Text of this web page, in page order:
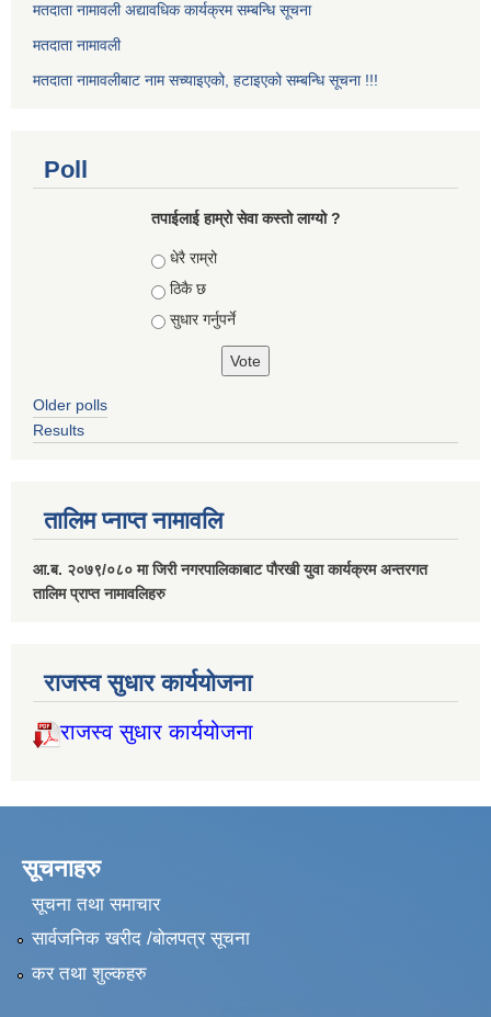
मतदाता नामावली अद्यावधिक कार्यक्रम सम्बन्धि सूचना
मतदाता नामावली
मतदाता नामावलीबाट नाम सच्याइएको, हटाइएको सम्बन्धि सूचना !!!
Poll
तपाईलाई हाम्रो सेवा कस्तो लाग्यो ?
Choices
धेरै राम्रो
ठिकै छ
सुधार गर्नुपर्ने
Older polls
Results
तालिम प्नाप्त नामावलि
आ.ब. २०७९/०८० मा जिरी नगरपालिकाबाट पौरखी युवा कार्यक्रम अन्तरगत
तालिम प्राप्त नामावलिहरु
राजस्व सुधार कार्ययोजना
राजस्व सुधार कार्ययोजना
सूचनाहरु
सूचना तथा समाचार
सार्वजनिक खरीद /बोलपत्र सूचना
कर तथा शुल्कहरु